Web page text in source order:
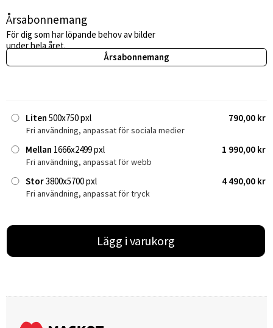
Årsabonnemang
För dig som har löpande behov av bilder
under hela året.
Årsabonnemang
Liten 500x750 pxl 790,00 kr
Fri användning, anpassat för sociala medier
Mellan 1666x2499 pxl 1 990,00 kr
Fri användning, anpassat för webb
Stor3800x5700 pxl 4 490,00 kr
Fri användning, anpassat för tryck
Lägg i varukorg